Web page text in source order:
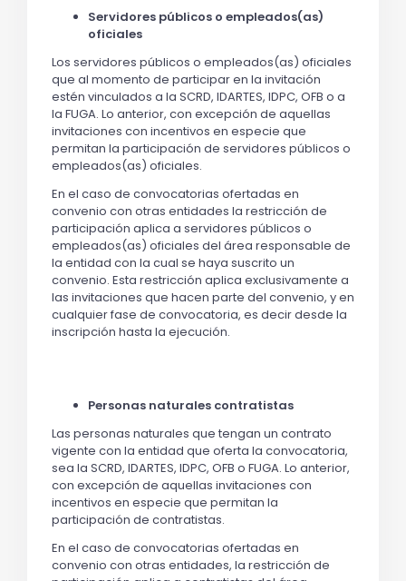
Servidores públicos o empleados(as)
oficiales
Los servidores públicos o empleados(as) oficiales
que al momento de participar en la invitación
estén vinculados a la SCRD, IDARTES, IDPC, OFB o a
la FUGA. Lo anterior, con excepción de aquellas
invitaciones con incentivos en especie que
permitan la participación de servidores públicos o
empleados(as) oficiales.
En el caso de convocatorias ofertadas en
convenio con otras entidades la restricción de
participación aplica a servidores públicos o
empleados(as) oficiales del área responsable de
la entidad con la cual se haya suscrito un
convenio. Esta restricción aplica exclusivamente a
las invitaciones que hacen parte del convenio, y en
cualquier fase de convocatoria, es decir desde la
inscripción hasta la ejecución.
Personas naturales contratistas
Las personas naturales que tengan un contrato
vigente con la entidad que oferta la convocatoria,
sea la SCRD, IDARTES, IDPC, OFB o FUGA. Lo anterior,
con excepción de aquellas invitaciones con
incentivos en especie que permitan la
participación de contratistas.
En el caso de convocatorias ofertadas en
convenio con otras entidades, la restricción de